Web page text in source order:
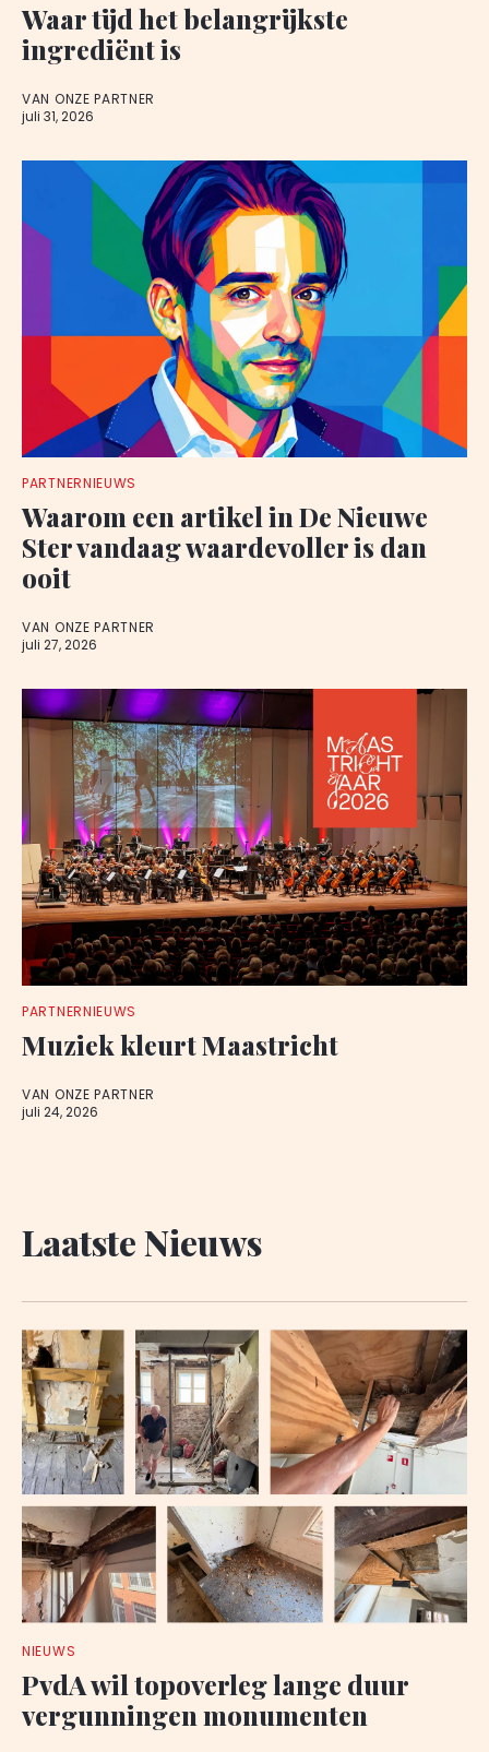
Waar tijd het belangrijkste
ingrediënt is
VAN ONZE PARTNER
juli 31, 2026
PARTNERNIEUWS
Waarom een artikel in De Nieuwe
Ster vandaag waardevoller is dan
ooit
VAN ONZE PARTNER
juli 27, 2026
PARTNERNIEUWS
Muziek kleurt Maastricht
VAN ONZE PARTNER
juli 24, 2026
Laatste Nieuws
NIEUWS
PvdA wil topoverleg lange duur
vergunningen monumenten